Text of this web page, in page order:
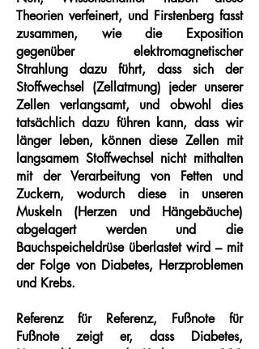
Theorien verfeinert, und Firstenberg fasst
zusammen, wie die Exposition
gegenüber elektromagnetischer
Strahlung dazu führt, dass sich der
Stoffwechsel (Zellatmung) jeder unserer
Zellen verlangsamt, und obwohl dies
tatsächlich dazu führen kann, dass wir
länger leben, können diese Zellen mit
langsamem Stoffwechsel nicht mithalten
mit der Verarbeitung von Fetten und
Zuckern, wodurch diese in unseren
Muskeln (Herzen und Hängebäuche)
abgelagert werden und die
Bauchspeicheldrüse überlastet wird – mit
der Folge von Diabetes, Herzproblemen
und Krebs.
Referenz für Referenz, Fußnote für
Fußnote zeigt er, dass Diabetes,